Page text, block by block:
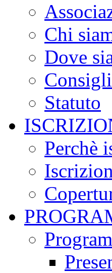
Chi
Dove
Statuto
Perchè